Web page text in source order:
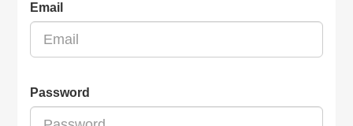
Email
Password